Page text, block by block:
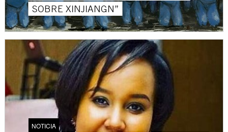
SOBRE XINJIANGN”
NOTICIA